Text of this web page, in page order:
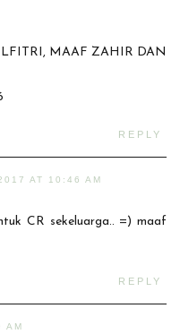
MAAF ZAHIR DAN
REPLY
AT 10:46 AM
CR sekeluarga.. =) maaf
REPLY
AM